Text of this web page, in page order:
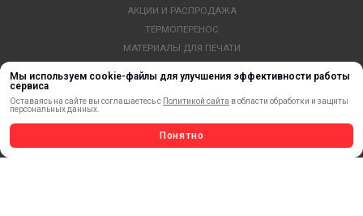
Мы используем cookie-файлы для улучшения эффективности работы
сервиса
Оставаясь на сайте вы соглашаетесь с Политикой сайта в области обработки и защиты
персональных данных.
Понятно
АКЦИИ И РАСПРОДАЖА
ТЕРМОПЕРЕНОС
МАТЕРИАЛЫ ДЛЯ ПЕЧАТИ
ЛИСТОВЫЕ МАТЕРИАЛЫ
СТЕРЖНИ И ТРУБЫ ИЗ АКРИЛА
ОБОРУДОВАНИЕ
ФЛАГШТОКИ SKYPOLE